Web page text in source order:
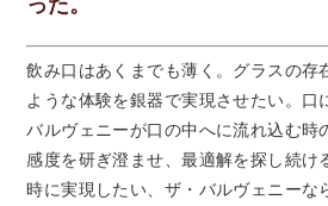
飲み口はあくまでも薄く。グラスの存
ような体験を銀器で実現させたい。口
バルヴェニーが口の中へに流れ込む時
感度を研ぎ澄ませ、最適解を探し続け
時に実現したい、ザ・バルヴェニーな